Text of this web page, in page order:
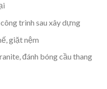
trình sau xây dựng
giặt nệm
đánh bóng cầu thang